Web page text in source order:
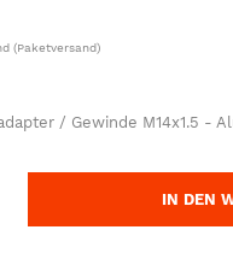
(Paketversand)
/ Gewinde M14x1.5 -
IN DEN